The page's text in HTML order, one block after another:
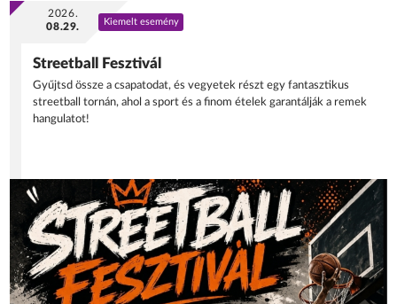
2026.
08.29.
Kiemelt esemény
Streetball Fesztivál
Gyűjtsd össze a csapatodat, és vegyetek részt egy fantasztikus
streetball tornán, ahol a sport és a finom ételek garantálják a remek
hangulatot!